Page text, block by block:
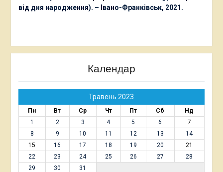
від дня народження). – Івано-Франківськ, 2021.
Календар
Травень 2023
Пн Вт Ср Чт Пт Сб
Нд
1
2 3 4 5 6
7
8
9 10 11 12 13
14
15
16 17 18 19 20
21
22
23 24 25 26 27
28
29
30 31